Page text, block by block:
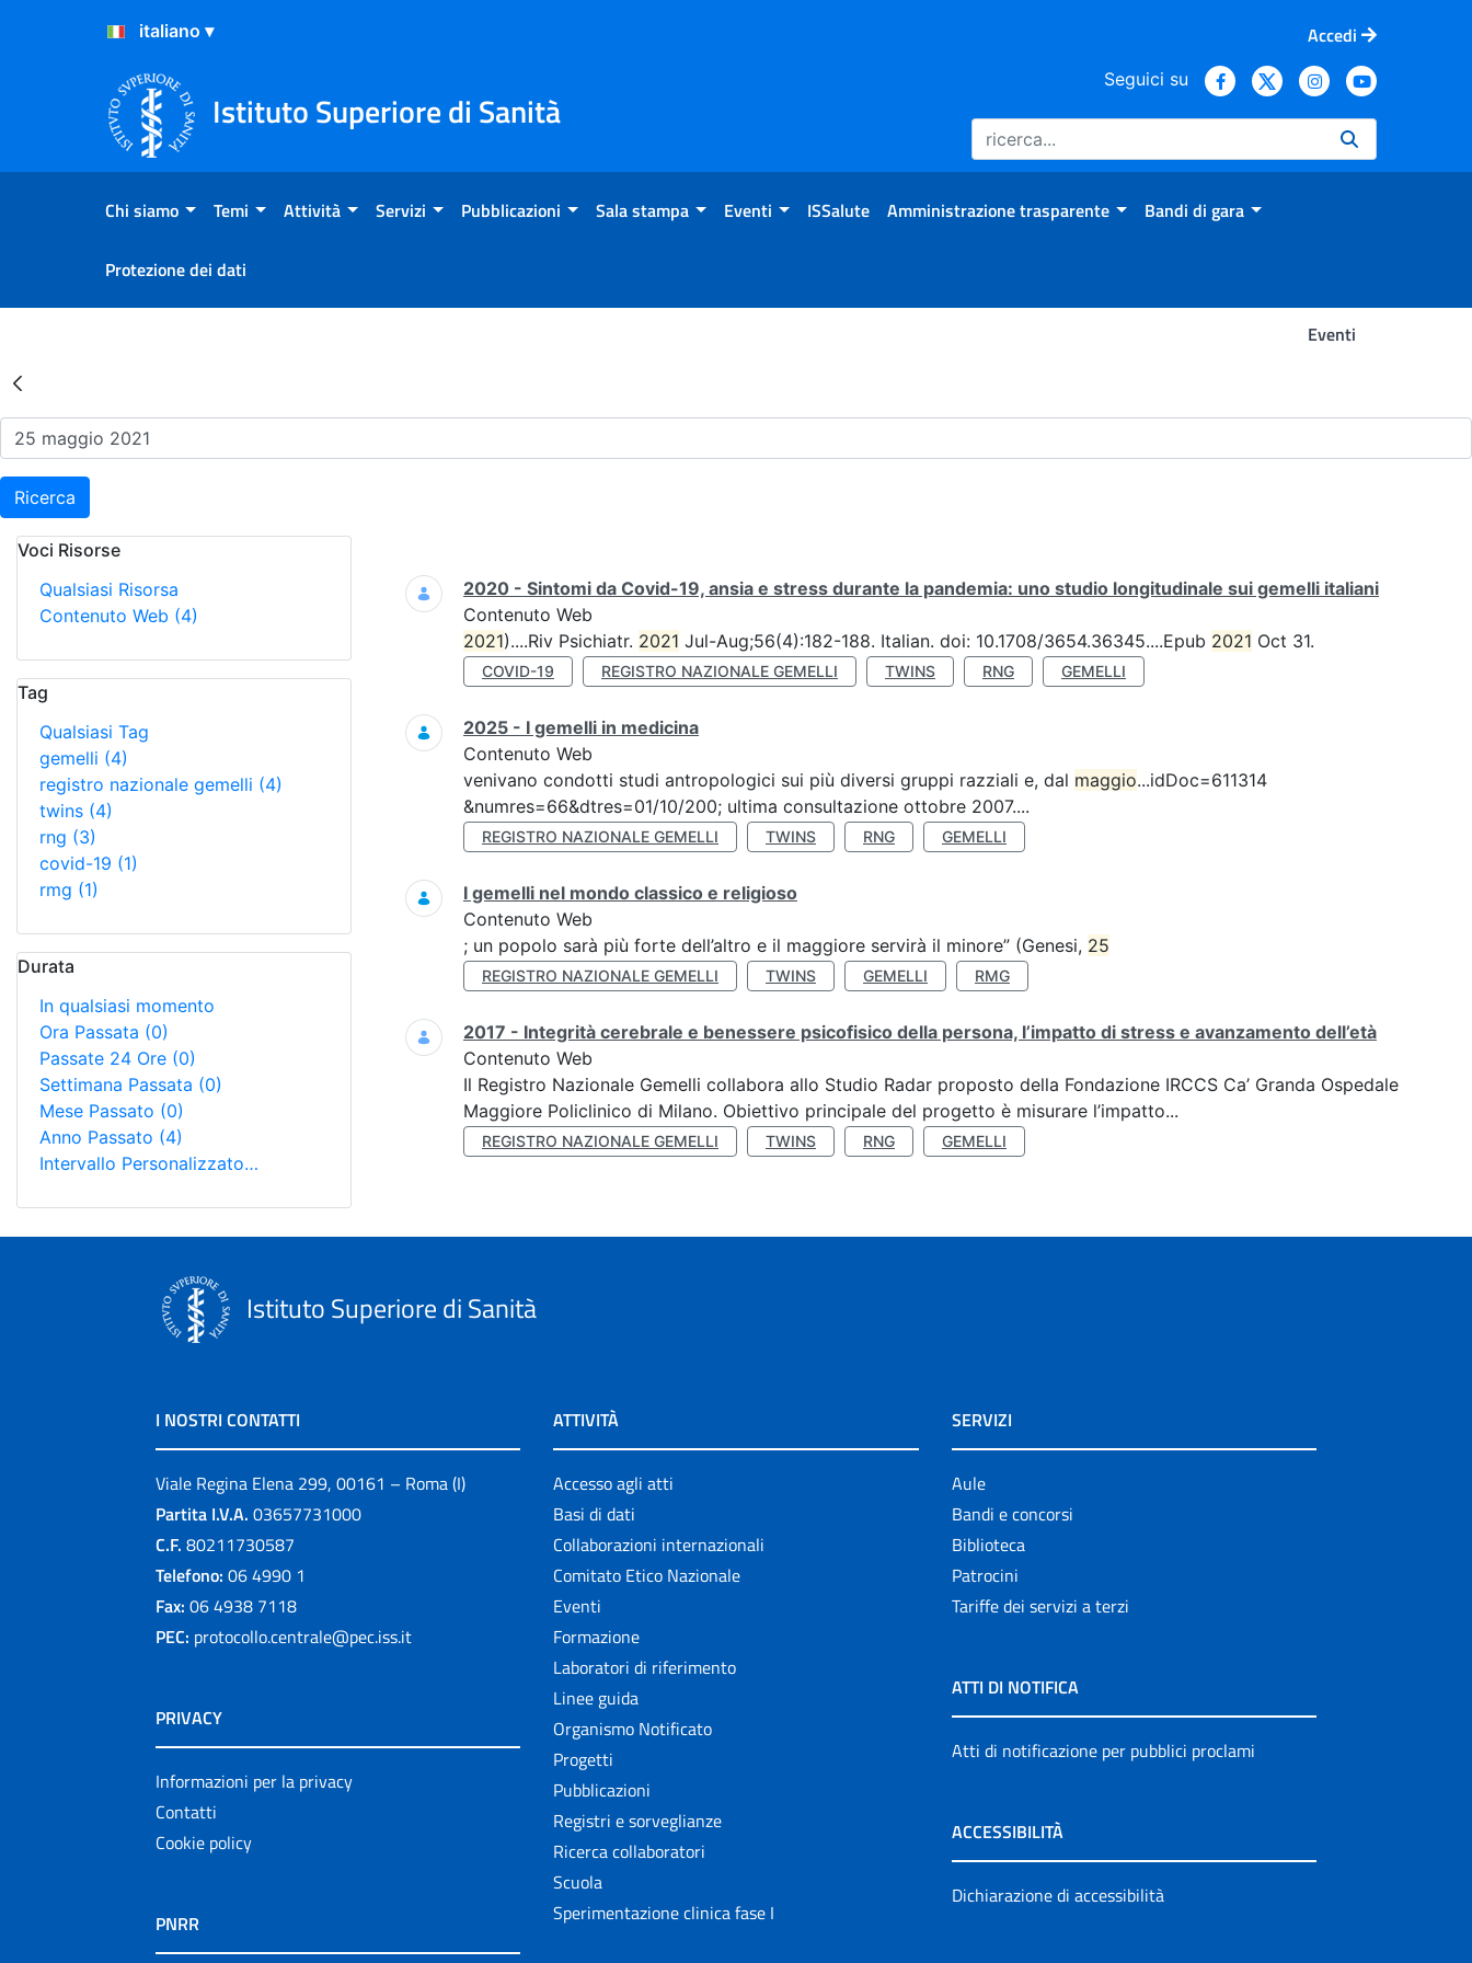
Salta al Contenuto
Salta al Footer
Accedi
Istituto Superiore di Sanità
Seguici su
Chi siamo Temi Attività Servizi Pubblicazioni Sala stampa Eventi ISSalute Amministrazione trasparente Bandi di gara
Protezione dei dati
Eventi
Risultati della Ricerca - Eventi
Ricerca
Voci Risorse
Qualsiasi Risorsa
Contenuto Web (4)
Tag
Qualsiasi Tag
gemelli (4)
registro nazionale gemelli (4)
twins (4)
rng (3)
covid-19 (1)
rmg (1)
Durata
In qualsiasi momento
Ora Passata (0)
Passate 24 Ore (0)
Settimana Passata (0)
Mese Passato (0)
Anno Passato (4)
Intervallo Personalizzato…
Ricerca
2020 - Sintomi da Covid-19, ansia e stress durante la pandemia: uno studio longitudinale sui gemelli italiani
Contenuto Web
2021)....Riv Psichiatr. 2021 Jul-Aug;56(4):182-188. Italian. doi: 10.1708/3654.36345....Epub 2021 Oct 31.
COVID-19 REGISTRO NAZIONALE GEMELLI TWINS RNG GEMELLI
2025 - I gemelli in medicina
Contenuto Web
venivano condotti studi antropologici sui più diversi gruppi razziali e, dal maggio...idDoc=611314
&numres=66&dtres=01/10/200; ultima consultazione ottobre 2007....
REGISTRO NAZIONALE GEMELLI TWINS RNG GEMELLI
I gemelli nel mondo classico e religioso
Contenuto Web
; un popolo sarà più forte dell’altro e il maggiore servirà il minore” (Genesi, 25
REGISTRO NAZIONALE GEMELLI TWINS GEMELLI RMG
2017 - Integrità cerebrale e benessere psicofisico della persona, l’impatto di stress e avanzamento dell’età
Contenuto Web
Il Registro Nazionale Gemelli collabora allo Studio Radar proposto della Fondazione IRCCS Ca’ Granda Ospedale
Maggiore Policlinico di Milano. Obiettivo principale del progetto è misurare l’impatto...
REGISTRO NAZIONALE GEMELLI TWINS RNG GEMELLI
Istituto Superiore di Sanità
I NOSTRI CONTATTI
Viale Regina Elena 299, 00161 – Roma (I)
Partita I.V.A. 03657731000
C.F. 80211730587
Telefono: 06 4990 1
Fax: 06 4938 7118
PEC: protocollo.centrale@pec.iss.it
PRIVACY
Informazioni per la privacy
Contatti
Cookie policy
PNRR
ATTIVITÀ
Accesso agli atti
Basi di dati
Collaborazioni internazionali
Comitato Etico Nazionale
Eventi
Formazione
Laboratori di riferimento
Linee guida
Organismo Notificato
Progetti
Pubblicazioni
Registri e sorveglianze
Ricerca collaboratori
Scuola
Sperimentazione clinica fase I
SERVIZI
Aule
Bandi e concorsi
Biblioteca
Patrocini
Tariffe dei servizi a terzi
ATTI DI NOTIFICA
Atti di notificazione per pubblici proclami
ACCESSIBILITÀ
Dichiarazione di accessibilità